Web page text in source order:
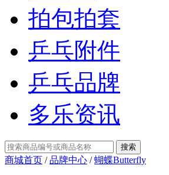
拍包拍套
乒乓附件
乒乓品牌
多乐资讯
商城首页 /品牌中心 /蝴蝶Butterfly